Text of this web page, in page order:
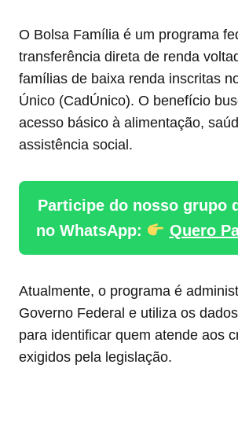
O Bolsa Família é um programa
transferência direta de renda
famílias de baixa renda inscritas
Único (CadÚnico). O benefício
acesso básico à alimentação,
assistência social.
Participe do nosso grupo
no WhatsApp:
Quero
Atualmente, o programa é
Governo Federal e utiliza os
para identificar quem atende aos
exigidos pela legislação.